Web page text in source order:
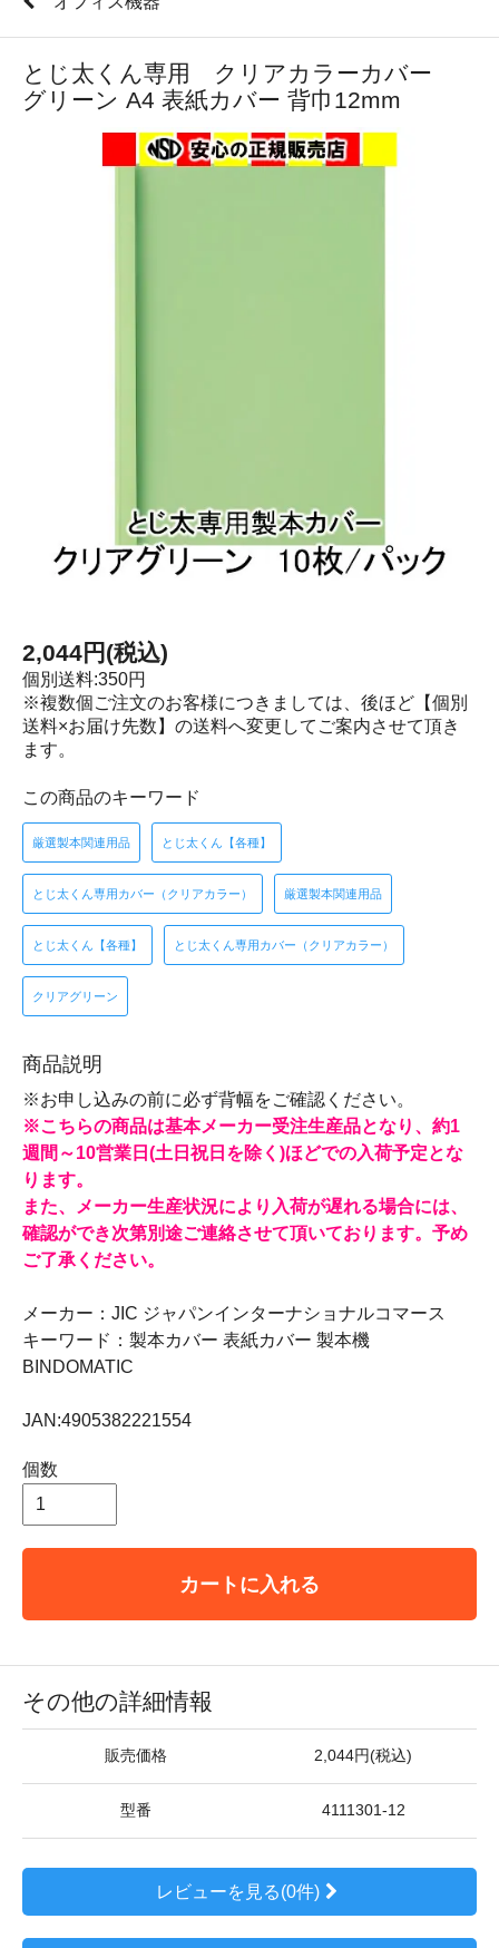
とじ太くん専用 クリアカラーカバー
グリーン A4 表紙カバー 背巾12mm
2,044円(税込)
個別送料:350円
※複数個ご注文のお客様につきましては、後ほど【個別
送料×お届け先数】の送料へ変更してご案内させて頂き
ます。
この商品のキーワード
厳選製本関連用品 とじ太くん【各種】
とじ太くん専用カバー（クリアカラー） 厳選製本関連用品
とじ太くん【各種】 とじ太くん専用カバー（クリアカラー）
クリアグリーン
商品説明
※お申し込みの前に必ず背幅をご確認ください。
※こちらの商品は基本メーカー受注生産品となり、約1
週間～10営業日(土日祝日を除く)ほどでの入荷予定とな
ります。
また、メーカー生産状況により入荷が遅れる場合には、
確認ができ次第別途ご連絡させて頂いております。予め
ご了承ください。
メーカー：JIC ジャパンインターナショナルコマース
キーワード：製本カバー 表紙カバー 製本機
BINDOMATIC
JAN:4905382221554
個数
カートに入れる
その他の詳細情報
販売価格 2,044円(税込)
型番 4111301-12
レビューを見る(0件)